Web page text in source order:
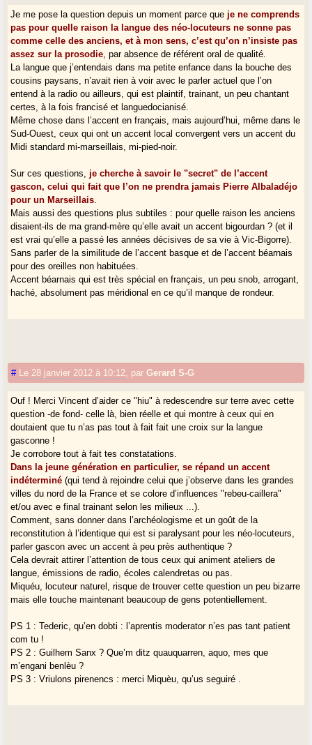
Je me pose la question depuis un moment parce que je ne comprends
pas pour quelle raison la langue des néo-locuteurs ne sonne pas
comme celle des anciens, et à mon sens, c’est qu’on n’insiste pas
assez sur la prosodie , par absence de référent oral de qualité.
La langue que j’entendais dans ma petite enfance dans la bouche des
cousins paysans, n’avait rien à voir avec le parler actuel que l’on
entend à la radio ou ailleurs, qui est plaintif, trainant, un peu chantant
certes, à la fois francisé et languedocianisé.
Même chose dans l’accent en français, mais aujourd’hui, même dans le
Sud-Ouest, ceux qui ont un accent local convergent vers un accent du
Midi standard mi-marseillais, mi-pied-noir.
Sur ces questions, je cherche à savoir le "secret" de l’accent
gascon, celui qui fait que l’on ne prendra jamais Pierre Albaladéjo
pour un Marseillais
Mais aussi des questions plus subtiles : pour quelle raison les anciens
disaient-ils de ma grand-mère qu’elle avait un accent bigourdan ? (et il
est vrai qu’elle a passé les années décisives de sa vie à Vic-Bigorre).
Sans parler de la similitude de l’accent basque et de l’accent béarnais
pour des oreilles non habituées.
Accent béarnais qui est très spécial en français, un peu snob, arrogant,
haché, absolument pas méridional en ce qu’il manque de rondeur.
# Le 28 janvier 2012 à 10:12 parGerard S-G
Ouf ! Merci Vincent d’aider ce "hiu" à redescendre sur terre avec cette
question -de fond- celle là, bien réelle et qui montre à ceux qui en
doutaient que tu n’as pas tout à fait fait une croix sur la langue
gasconne !
Je corrobore tout à fait tes constatations.
Dans la jeune génération en particulier, se répand un accent
indéterminé (qui tend à rejoindre celui que j’observe dans les grandes
villes du nord de la France et se colore d’influences "rebeu-caillera"
et/ou avec e final trainant selon les milieux ...).
Comment, sans donner dans l’archéologisme et un goût de la
reconstitution à l’identique qui est si paralysant pour les néo-locuteurs,
parler gascon avec un accent à peu près authentique ?
Cela devrait attirer l’attention de tous ceux qui animent ateliers de
langue, émissions de radio, écoles calendretas ou pas.
Miquéu, locuteur naturel, risque de trouver cette question un peu bizarre
mais elle touche maintenant beaucoup de gens potentiellement.
PS 1 : Tederic, qu’en dobti : l’aprentis moderator n’es pas tant patient
com tu !
PS 2 : Guilhem Sanx ? Que’m ditz quauquarren, aquo, mes que
m’engani benlèu ?
PS 3 : Vriulons pirenencs : merci Miquèu, qu’us seguiré .